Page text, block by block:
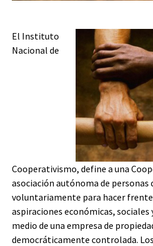
El Instituto
Nacional de
Cooperativismo, define a una
asociación autónoma de personas
voluntariamente para hacer frente
aspiraciones económicas,
medio de una empresa de
democráticamente controlada.